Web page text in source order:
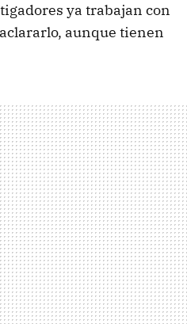
ya trabajan con
aunque tienen